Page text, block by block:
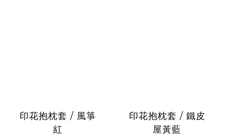
印花抱枕套 / 風箏
紅
印花抱枕套 / 鐵皮
屋黃藍